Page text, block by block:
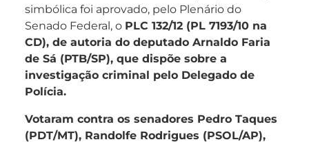
simbólica foi aprovado, pelo Plenário do
Senado Federal, o PLC 132/12 (PL 7193/10 na
CD), de autoria do deputado Arnaldo Faria
de Sá (PTB/SP), que dispõe sobre a
investigação criminal pelo Delegado de
Polícia.
Votaram contra os senadores Pedro Taques
(PDT/MT), Randolfe Rodrigues (PSOL/AP),